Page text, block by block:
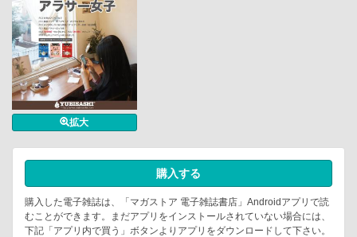
拡大
購入する
購入した電子雑誌は、「マガストア 電子雑誌書店」Androidアプリで読
むことができます。まだアプリをインストールされていない場合には、
下記「アプリ内で買う」ボタンよりアプリをダウンロードして下さい。